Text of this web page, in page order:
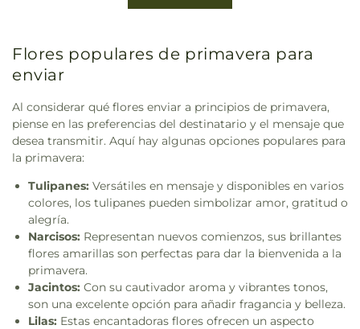
Flores populares de primavera para
enviar
Al considerar qué flores enviar a principios de primavera,
piense en las preferencias del destinatario y el mensaje que
desea transmitir. Aquí hay algunas opciones populares para
la primavera:
Tulipanes: Versátiles en mensaje y disponibles en varios
colores, los tulipanes pueden simbolizar amor, gratitud o
alegría.
Narcisos: Representan nuevos comienzos, sus brillantes
flores amarillas son perfectas para dar la bienvenida a la
primavera.
Jacintos: Con su cautivador aroma y vibrantes tonos,
son una excelente opción para añadir fragancia y belleza.
Lilas: Estas encantadoras flores ofrecen un aspecto